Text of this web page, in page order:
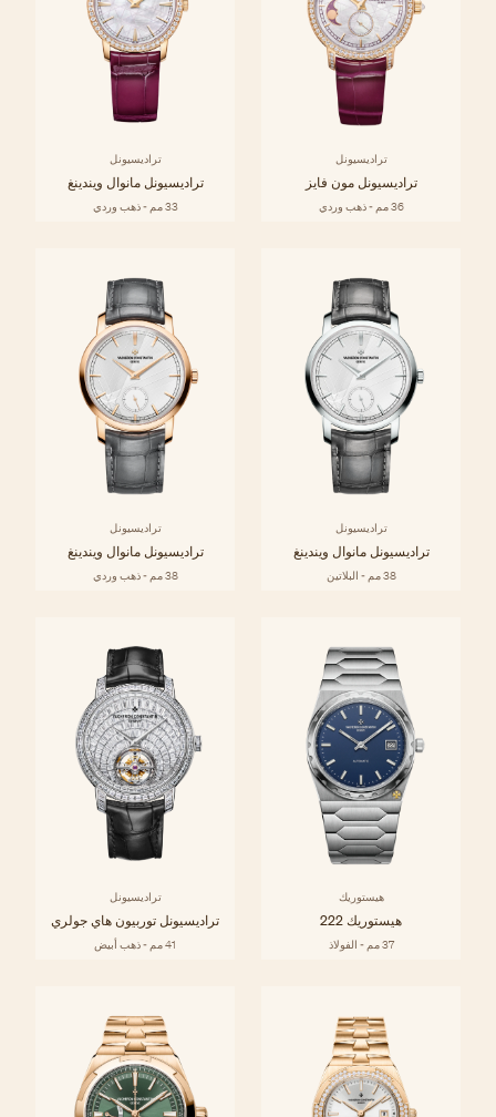
تراديسيونل
تراديسيونل مون فايز
36 مم - ذهب وردي
تراديسيونل
تراديسيونل مانوال ويندينغ
33 مم - ذهب وردي
تراديسيونل
تراديسيونل مانوال ويندينغ
38 مم - البلاتين
تراديسيونل
تراديسيونل مانوال ويندينغ
38 مم - ذهب وردي
هيستوريك
هيستوريك 222
37 مم - الفولاذ
تراديسيونل
تراديسيونل توربيون هاي جولري
41 مم - ذهب أبيض